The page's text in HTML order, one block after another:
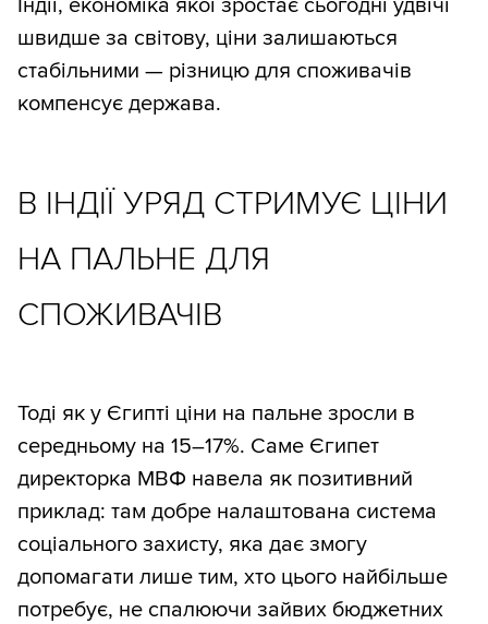
Індії, економіка якої зростає сьогодні удвічі
швидше за світову, ціни залишаються
стабільними — різницю для споживачів
компенсує держава.
В ІНДІЇ УРЯД СТРИМУЄ ЦІНИ
НА ПАЛЬНЕ ДЛЯ
СПОЖИВАЧІВ
Тоді як у Єгипті ціни на пальне зросли в
середньому на 15–17%. Саме Єгипет
директорка МВФ навела як позитивний
приклад: там добре налаштована система
соціального захисту, яка дає змогу
допомагати лише тим, хто цього найбільше
потребує, не спалюючи зайвих бюджетних